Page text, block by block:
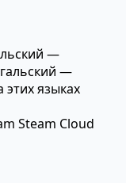
—
—
этих языках
Steam Cloud